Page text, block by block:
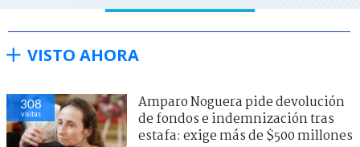
VISTO AHORA
308
visitas
Amparo Noguera pide devolución
de fondos e indemnización tras
estafa: exige más de $500 millones